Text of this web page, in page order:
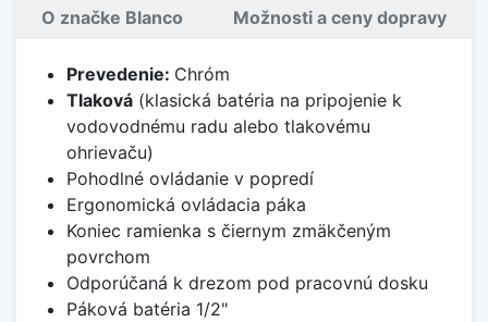
O značke Blanco Možnosti a ceny dopravy
Prevedenie: Chróm
Tlaková(klasická batéria na pripojenie k
vodovodnému radu alebo tlakovému
ohrievaču)
Pohodlné ovládanie v popredí
Ergonomická ovládacia páka
Koniec ramienka s čiernym zmäkčeným
povrchom
Odporúčaná k drezom pod pracovnú dosku
Páková batéria 1/2"